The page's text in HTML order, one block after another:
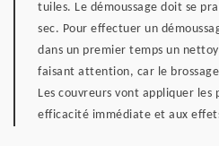
tuiles. Le démoussage doit se
sec. Pour effectuer un
dans un premier temps un
faisant attention, car le
Les couvreurs vont appliquer les
efficacité immédiate et aux